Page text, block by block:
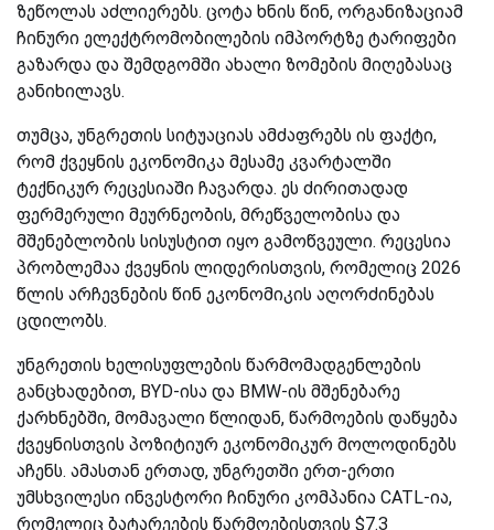
ზეწოლას აძლიერებს. ცოტა ხნის წინ, ორგანიზაციამ
ჩინური ელექტრომობილების იმპორტზე ტარიფები
გაზარდა და შემდგომში ახალი ზომების მიღებასაც
განიხილავს.
თუმცა, უნგრეთის სიტუაციას ამძაფრებს ის ფაქტი,
რომ ქვეყნის ეკონომიკა მესამე კვარტალში
ტექნიკურ რეცესიაში ჩავარდა. ეს ძირითადად
ფერმერული მეურნეობის, მრეწველობისა და
მშენებლობის სისუსტით იყო გამოწვეული. რეცესია
პრობლემაა ქვეყნის ლიდერისთვის, რომელიც 2026
წლის არჩევნების წინ ეკონომიკის აღორძინებას
ცდილობს.
უნგრეთის ხელისუფლების წარმომადგენლების
განცხადებით, BYD-ისა და BMW-ის მშენებარე
ქარხნებში, მომავალი წლიდან, წარმოების დაწყება
ქვეყნისთვის პოზიტიურ ეკონომიკურ მოლოდინებს
აჩენს. ამასთან ერთად, უნგრეთში ერთ-ერთი
უმსხვილესი ინვესტორი ჩინური კომპანია CATL-ია,
რომელიც ბატარეების წარმოებისთვის $7.3